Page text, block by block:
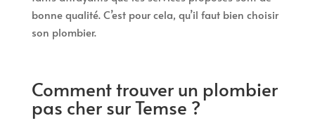
bonne qualité. C’est pour cela, qu’il faut bien choisir
son plombier.
Comment trouver un plombier
pas cher sur Temse ?